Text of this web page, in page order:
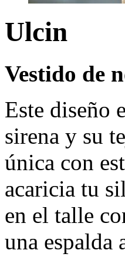
Ulcin
Vestido de
Este diseño
sirena y su
única con
acaricia tu
en el talle
una espalda